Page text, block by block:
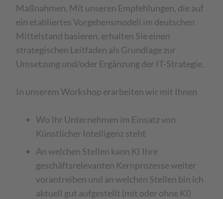
Maßnahmen. Mit unseren Empfehlungen, die auf
ein etabliertes Vorgehensmodell im deutschen
Mittelstand basieren, erhalten Sie einen
strategischen Leitfaden als Grundlage zur
Umsetzung und/oder Ergänzung der IT-Strategie.
In unserem Workshop erarbeiten wir mit Ihnen
Wo Ihr Unternehmen im Einsatz von
Künstlicher Intelligenz steht
An welchen Stellen kann KI Ihre
geschäftsrelevanten Kernprozesse weiter
vorantreiben und an welchen Stellen bin ich
aktuell gut aufgestellt (mit oder ohne KI)